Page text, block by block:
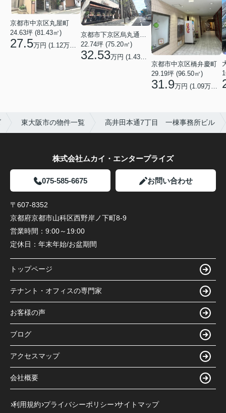
京都市中京区丸屋町
24.63坪 (81.43㎡)
27.5万円 (1.12万円/坪)
22.74坪 (75.20㎡)
32.53万円 (1.43万円/坪)
京都市中京区橋弁慶町
29.19坪 (96.50㎡)
31.9万円 (1.09万円/坪)
東大阪市の物件一覧 高井田本通7丁目 一棟事務所ビル
株式会社ムカイ・エンタープライズ
075-585-6675 お問い合わせ
〒607-8352
京都府京都市山科区西野岸ノ下町8-9
営業時間： 9:00～19:00
定休日： 年末年始/お盆期間
トップページ
テナント・オフィスの専門家
お客様の声
ブログ
アクセスマップ
会社概要
利用規約 プライバシーポリシー サイトマップ